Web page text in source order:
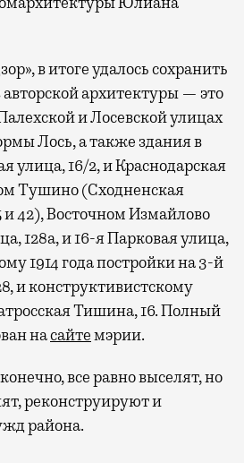
в итоге удалось сохранить
архитектуры — это
и Лосевской улицах
Лось, а также здания в
улица, 16/2, и Краснодарская
Тушино (Сходненская
и 42), Восточном Измайлово
128а, и 16-я Парковая улица,
1914 года постройки на 3-й
и конструктивистскому
Тишина, 16. Полный
насайтемэрии.
все равно выселят, но
реконструируют и
района.